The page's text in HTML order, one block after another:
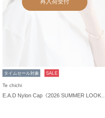
タイムセール対象 SALE
Te chichi